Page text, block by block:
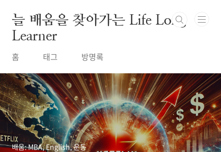
늘 배움을 찾아가는 Life Long
Learner
홈 태그 방명록
배움: MBA, English, 운동